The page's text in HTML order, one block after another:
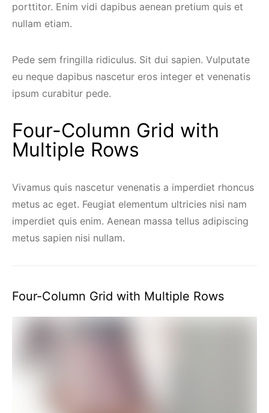
porttitor. Enim vidi dapibus aenean pretium quis et
nullam etiam.
Pede sem fringilla ridiculus. Sit dui sapien. Vulputate
eu neque dapibus nascetur eros integer et venenatis
ipsum curabitur pede.
Four-Column Grid with
Multiple Rows
Vivamus quis nascetur venenatis a imperdiet rhoncus
metus ac eget. Feugiat elementum ultricies nisi nam
imperdiet quis enim. Aenean massa tellus adipiscing
metus sapien nisi nullam.
Four-Column Grid with Multiple Rows